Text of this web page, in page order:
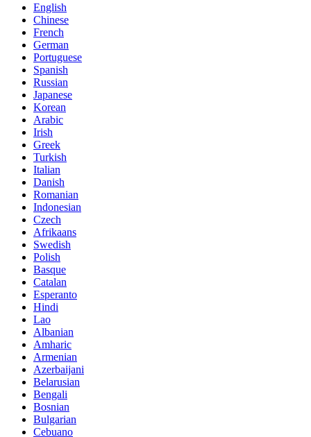
English
Chinese
French
German
Portuguese
Spanish
Russian
Japanese
Korean
Arabic
Irish
Greek
Turkish
Italian
Danish
Romanian
Indonesian
Czech
Afrikaans
Swedish
Polish
Basque
Catalan
Esperanto
Hindi
Lao
Albanian
Amharic
Armenian
Azerbaijani
Belarusian
Bengali
Bosnian
Bulgarian
Cebuano